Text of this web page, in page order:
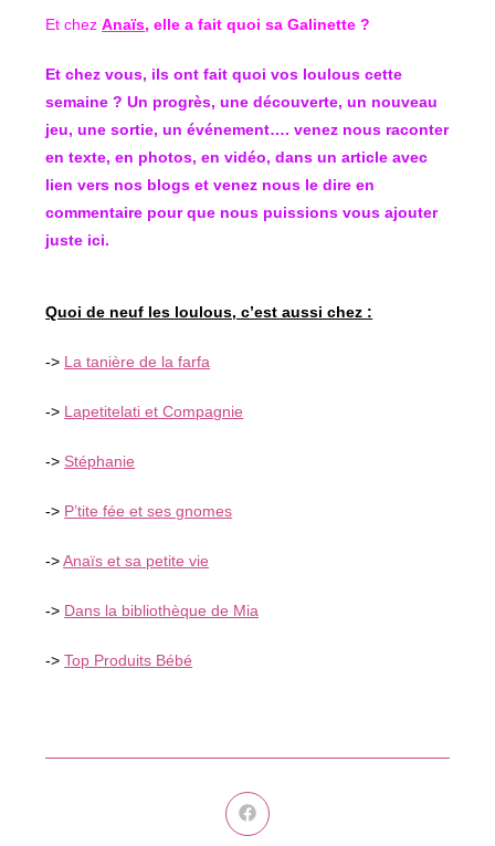
Et chezAnaïs, elle a fait quoi sa Galinette ?
Et chez vous, ils ont fait quoi vos loulous cette
semaine ? Un progrès, une découverte, un nouveau
jeu, une sortie, un événement…. venez nous raconter
en texte, en photos, en vidéo, dans un article avec
lien vers nos blogs et venez nous le dire en
commentaire pour que nous puissions vous ajouter
juste ici.
Quoi de neuf les loulous, c’est aussi chez :
-> La tanière de la farfa
-> Lapetitelati et Compagnie
-> Stéphanie
-> P’tite fée et ses gnomes
->Anaïs et sa petite vie
-> Dans la bibliothèque de Mia
->Top Produits Bébé
Ouvrir
dans